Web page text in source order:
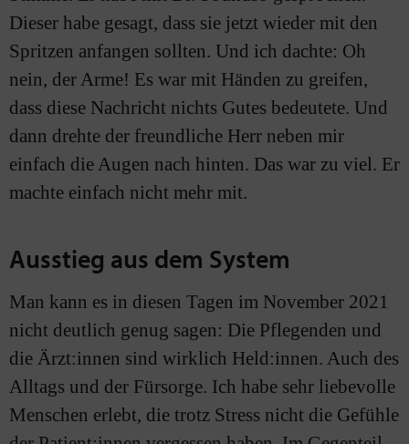
Dieser habe gesagt, dass sie jetzt wieder mit den
Spritzen anfangen sollten. Und ich dachte: Oh
nein, der Arme! Es war mit Händen zu greifen,
dass diese Nachricht nichts Gutes bedeutete. Und
dann drehte der freundliche Herr neben mir
einfach die Augen nach hinten. Das war zu viel. Er
machte einfach nicht mehr mit.
Ausstieg aus dem System
Man kann es in diesen Tagen im November 2021
nicht deutlich genug sagen: Die Pflegenden und
die Ärzt:innen sind wirklich Held:innen. Auch des
Alltags und der Fürsorge. Ich habe sehr liebevolle
Menschen erlebt, die trotz Stress nicht die Gefühle